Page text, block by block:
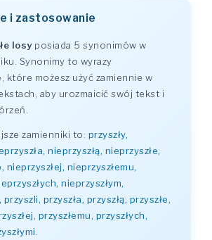
i zastosowanie
losyposiada 5 synonimów w
Synonimy to wyrazy
które możesz użyć zamiennie w
aby urozmaicić swój tekst i
zamienniki to: przyszły,
nieprzyszłą, nieprzyszłe,
nieprzyszłej, nieprzyszłemu,
nieprzyszłym,
przyszła, przyszłą, przyszłe,
przyszłemu, przyszłych,